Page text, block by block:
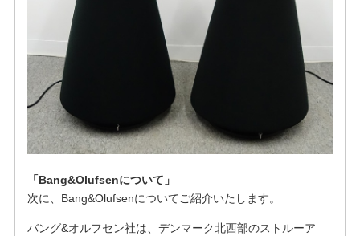
「Bang&Olufsenについて」
次に、Bang&Olufsenについてご紹介いたします。
バング&オルフセン社は、デンマーク北西部のストルーア